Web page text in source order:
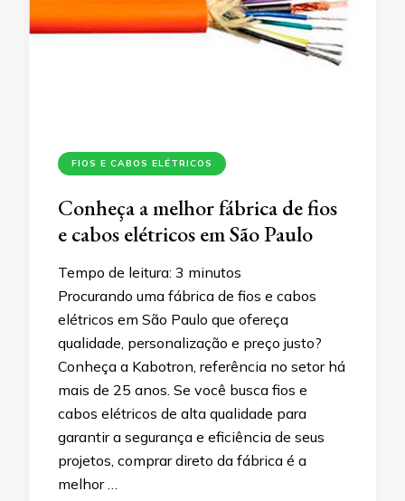
FIOS E CABOS ELÉTRICOS
Conheça a melhor fábrica de fios
e cabos elétricos em São Paulo
Tempo de leitura: 3 minutos
Procurando uma fábrica de fios e cabos
elétricos em São Paulo que ofereça
qualidade, personalização e preço justo?
Conheça a Kabotron, referência no setor há
mais de 25 anos. Se você busca fios e
cabos elétricos de alta qualidade para
garantir a segurança e eficiência de seus
projetos, comprar direto da fábrica é a
melhor …